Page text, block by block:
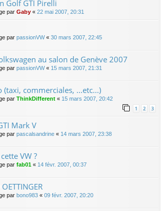
Golf GTI Pirelli
par Gaby « 22 mai 2007, 20:31
par passionVW« 30 mars 2007, 22:45
au salon de Genève 2007
par passionVW« 15 mars 2007, 21:31
(taxi, commerciales, ...etc...)
par ThinkDifferent « 15 mars 2007, 20:42
1 2 3
Mark V
par pascalsandrine « 14 mars 2007, 23:38
VW ?
par fab01 « 14 févr. 2007, 00:37
par bono983 « 09 févr. 2007, 20:20